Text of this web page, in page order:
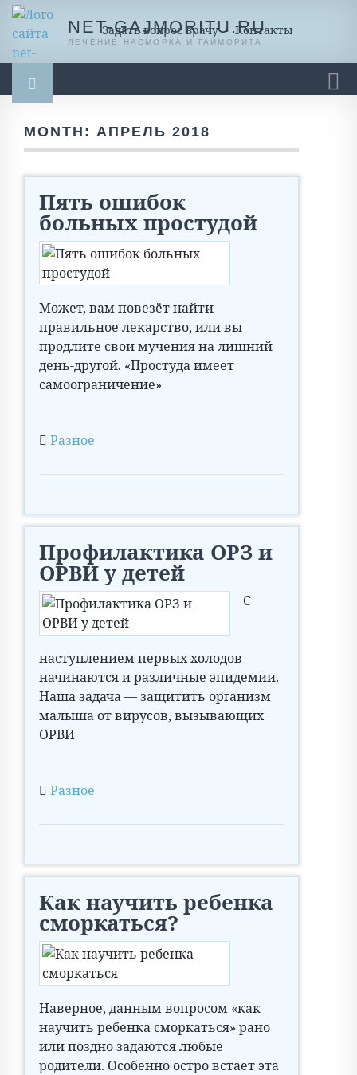
NET-GAJMORITU.RU
ЛЕЧЕНИЕ НАСМОРКА И ГАЙМОРИТА
Задать вопрос врачу•Контакты
Ингаляции Масло, мази, бальзамы
MONTH: АПРЕЛЬ 2018
Пять ошибок
больных простудой
Может, вам повезёт найти
правильное лекарство, или вы
продлите свои мучения на лишний
день-другой. «Простуда имеет
самоограничение»
Разное
Профилактика ОРЗ и
ОРВИ у детей
С
наступлением первых холодов
начинаются и различные эпидемии.
Наша задача — защитить организм
малыша от вирусов, вызывающих
ОРВИ
Разное
Как научить ребенка
сморкаться?
Наверное, данным вопросом «как
научить ребенка сморкаться» рано
или поздно задаются любые
родители. Особенно остро встает эта